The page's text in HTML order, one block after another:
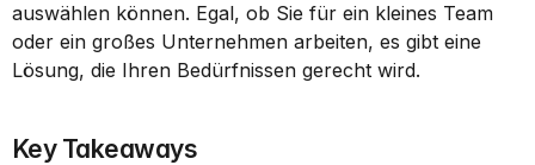
auswählen können. Egal, ob Sie für ein kleines Team
oder ein großes Unternehmen arbeiten, es gibt eine
Lösung, die Ihren Bedürfnissen gerecht wird.
Key Takeaways